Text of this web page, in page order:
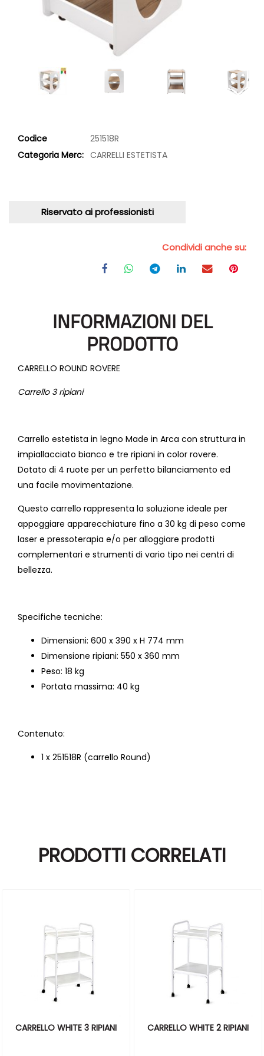
Codice
251518R
Categoria Merc: CARRELLI ESTETISTA
Riservato ai professionisti
Condividi anche su:
INFORMAZIONI DEL
PRODOTTO
CARRELLO ROUND ROVERE
Carrello 3 ripiani
Carrello estetista in legno Made in Arca con struttura in
impiallacciato bianco e tre ripiani in color rovere.
Dotato di 4 ruote per un perfetto bilanciamento ed
una facile movimentazione.
Questo carrello rappresenta la soluzione ideale per
appoggiare apparecchiature fino a 30 kg di peso come
laser e pressoterapia e/o per alloggiare prodotti
complementari e strumenti di vario tipo nei centri di
bellezza.
Specifiche tecniche:
Dimensioni: 600 x 390 x H 774 mm
Dimensione ripiani: 550 x 360 mm
Peso: 18 kg
Portata massima: 40 kg
Contenuto:
1 x 251518R (carrello Round)
PRODOTTI CORRELATI
CARRELLO WHITE 3 RIPIANI CARRELLO WHITE 2 RIPIANI